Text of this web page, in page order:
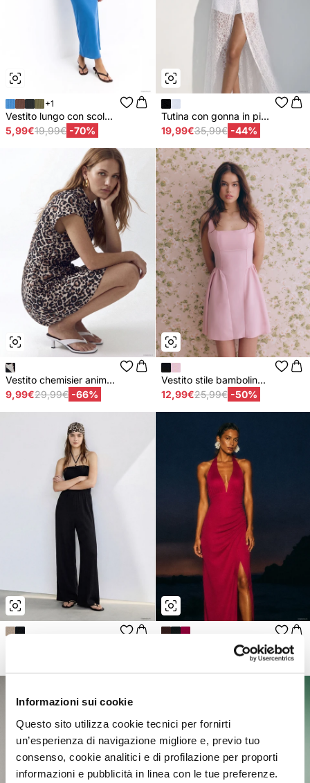
Informazioni sui cookie
Questo sito utilizza cookie tecnici per fornirti
un’esperienza di navigazione migliore e, previo tuo
consenso, cookie analitici e di profilazione per proporti
informazioni e pubblicità in linea con le tue preferenze.
+1
Vestito lungo con scol...
5,99€19,99€ -70%
Tutina con gonna in pi...
19,99€35,99€ -44%
Vestito chemisier anim...
9,99€29,99€ -66%
Vestito stile bambolin...
12,99€25,99€ -50%
Vestito lungo halterne...
-43%